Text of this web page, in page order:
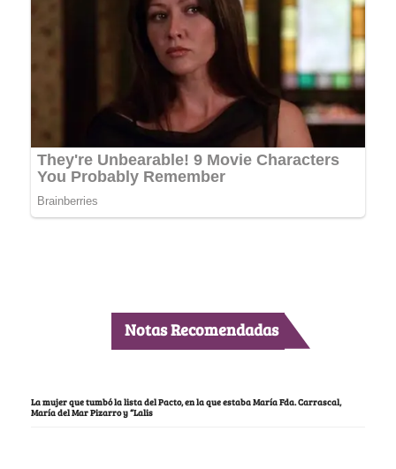
Notas Recomendadas
La mujer que tumbó la lista del Pacto, en la que estaba María Fda. Carrascal,
María del Mar Pizarro y “Lalis